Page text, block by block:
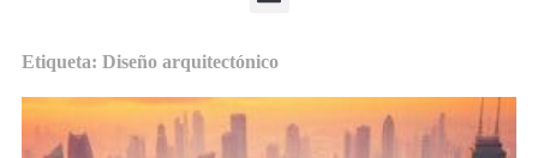
Etiqueta: Diseño arquitectónico